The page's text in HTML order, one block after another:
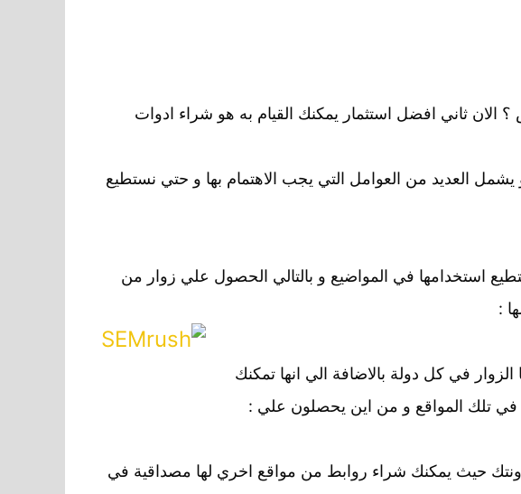
ثاني افضل استثمار يمكنك القيام به هو شراء ادوات
العديد من العوامل التي يجب الاهتمام بها و حتي نستطيع
استخدامها في المواضيع و بالتالي الحصول علي زوار من
:
في كل دولة بالاضافة الي انها تمكنك
تلك المواقع و من اين يحصلون علي :
حيث يمكنك شراء روابط من مواقع اخري لها مصداقية في